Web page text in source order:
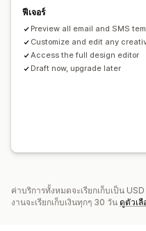
การจัดการแคมเปญ
เครื่องมือแก้ไข
เทมเพลต การส
การปรับให้เข้ากับท้องถิ่น
รหัสที่
การแก้ไขจำนวนมาก นำเข้าแล
ข้อมูลเชิงลึกและเคล็ดลับ การ
คำขอความคิดเห็น
คำแนะนำสินค้า การติดตามค
ข้อความต้อนรับ แคมเปญชนะก
ฟีเจอร์
Preview all email and SMS
Customize and edit any
Access the full design editor
Draft now, upgrade later
ค่าบริการทั้งหมดจะเรียกเก็บเป็น
งานจะเรียกเก็บเงินทุกๆ 30 วัน ดูตัวเ